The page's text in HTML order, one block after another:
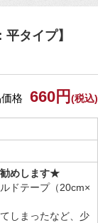
タイプ】
格 660円 (税込)
めします★
ドテープ（20cm×
しまったなど、少